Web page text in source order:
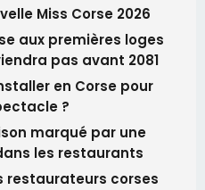
disparition du
Saint Exupery
Miss Corse 2026